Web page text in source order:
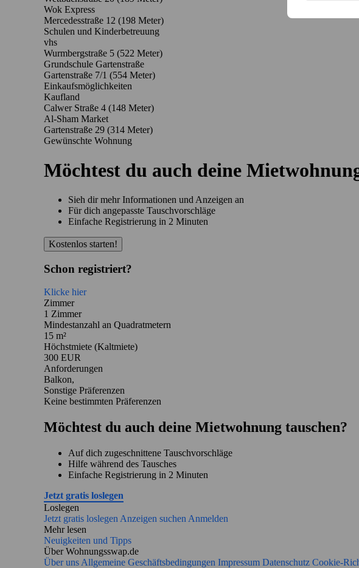
Wok Express
Mercedesstraße 12 (198 Meter)
Schulen und Kinderbetreuung
vhs
Wurmbergstraße 5 (522 Meter)
Grundschule Gartenstraße
Gartenstraße 7/1 (554 Meter)
Einkaufsmöglichkeiten
Kaufland
Calwer Straße 4 (148 Meter)
Al-Sham Market
Gartenstraße 29 (314 Meter)
Gewünschte Wohnung
Möchtest du auch deine
Sieh dir mehr Informationen und Anzeigen an
Für dich angepasste Tauschvorschläge
Einfache Registrierung in 2 Minuten
Kostenlos starten!
Schon registriert?
Klicke hier
Zimmer
1 Zimmer
Mindestanzahl an Quadratmetern
15 m²
Höchstmiete (Kaltmiete)
300 EUR
Anforderungen
Balkon,
Sonstige Präferenzen
Keine bestimmten Präferenzen
Möchtest du auch deine Mietwohnung tauschen?
Auf dich zugeschnittene Tauschvorschläge
Hilfe während des Tausches
Einfache Registrierung in 2 Minuten
Jetzt gratis loslegen
Loslegen
Jetzt gratis loslegen Anzeigen suchen Anmelden
Mehr lesen
Neuigkeiten und Tipps
Über Wohnungsswap.de
Über uns Allgemeine Geschäftsbedingungen Impressum Datenschutz Cookie-